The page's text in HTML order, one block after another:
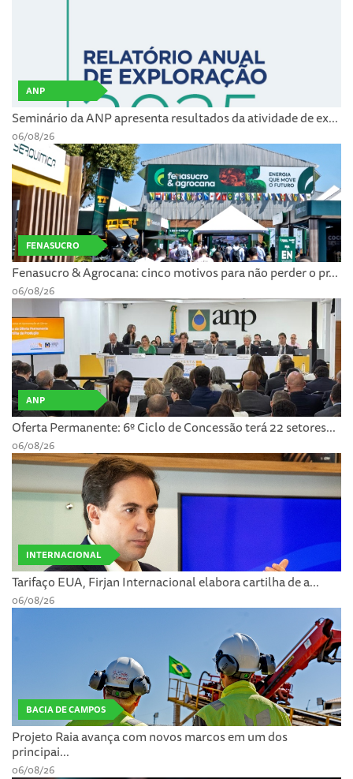
ANP
Seminário da ANP apresenta resultados da atividade de ex...
06/08/26
FENASUCRO
Fenasucro & Agrocana: cinco motivos para não perder o pr...
06/08/26
ANP
Oferta Permanente: 6º Ciclo de Concessão terá 22 setores...
06/08/26
INTERNACIONAL
Tarifaço EUA, Firjan Internacional elabora cartilha de a...
06/08/26
BACIA DE CAMPOS
Projeto Raia avança com novos marcos em um dos
principai...
06/08/26